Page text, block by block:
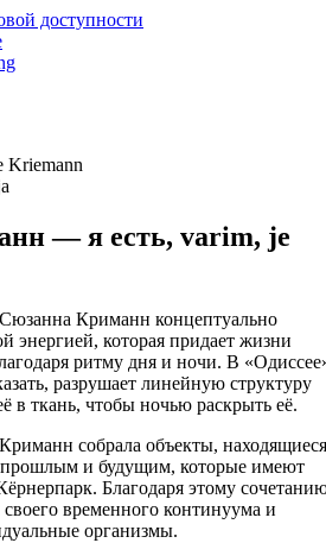
доступности
— я есть, varim, je
Криманн концептуально
энергией, которая придает жизни
ритму дня и ночи. В
разрушает линейную структуру
в ткань, чтобы ночью раскрыть её.
собрала объекты, находящиеся
и будущим, которые имеют
Благодаря этому
временного континуума и
организмы.